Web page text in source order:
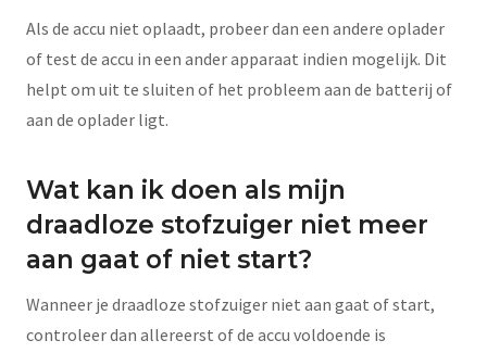
Als de accu niet oplaadt, probeer dan een andere oplader
of test de accu in een ander apparaat indien mogelijk. Dit
helpt om uit te sluiten of het probleem aan de batterij of
aan de oplader ligt.
Wat kan ik doen als mijn
draadloze stofzuiger niet meer
aan gaat of niet start?
Wanneer je draadloze stofzuiger niet aan gaat of start,
controleer dan allereerst of de accu voldoende is